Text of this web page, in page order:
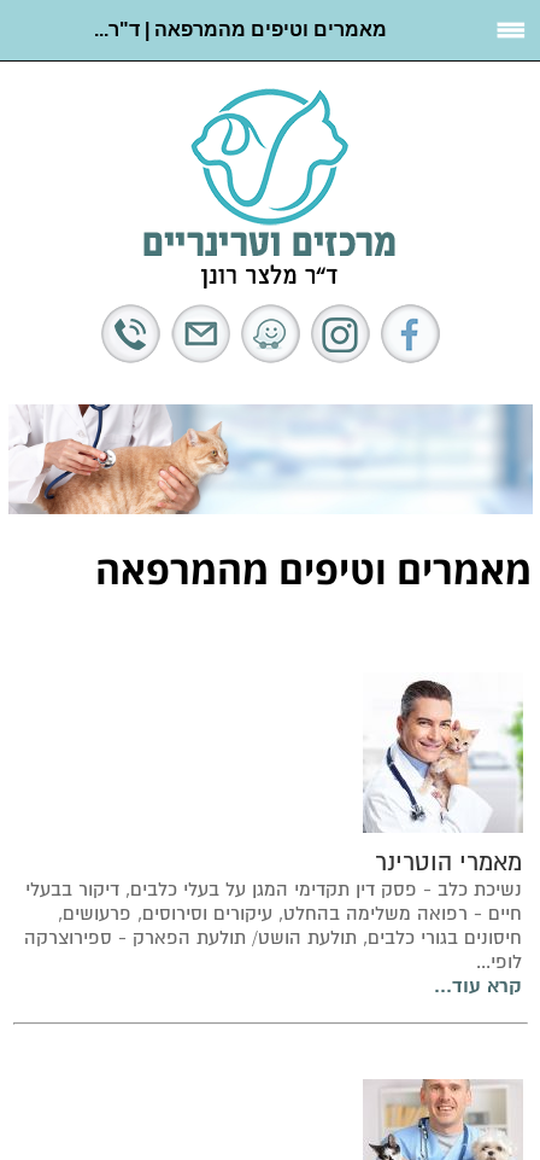
מאמרים וטיפים מהמרפאה | ד"ר...
מאמרים וטיפים מהמרפאה
מאמרי הוטרינר
נשיכת כלב - פסק דין תקדימי המגן על בעלי כלבים, דיקור בבעלי
חיים - רפואה משלימה בהחלט, עיקורים וסירוסים, פרעושים,
חיסונים בגורי כלבים, תולעת הושט/ תולעת הפארק - ספירוצרקה
לופי...
קרא עוד...